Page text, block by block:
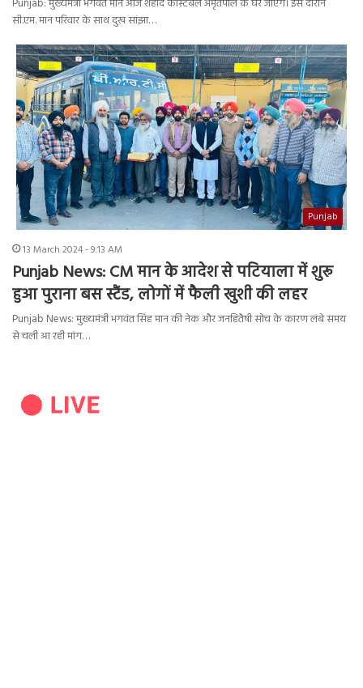
सी.एम. मान परिवार के साथ दुख सांझा…
Punjab
13 March 2024 - 9:13 AM
Punjab News: CM मान के आदेश से पटियाला में शुरू
हुआ पुराना बस स्टैंड, लोगों में फैली खुशी की लहर
Punjab News: मुख्यमंत्री भगवंत सिंह मान की नेक और जनहितैषी सोच के कारण लंबे समय
से चली आ रही मांग…